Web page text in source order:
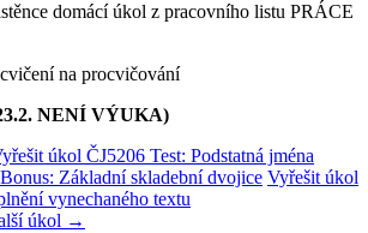
domácí úkol z pracovního listu PRÁCE
na procvičování
NENÍ VÝUKA)
úkol ČJ5206 Test: Podstatná jména
Základní skladební dvojice Vyřešit úkol
vynechaného textu
úkol →